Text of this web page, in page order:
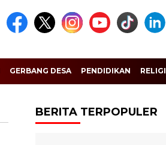
GERBANG DESA PENDIDIKAN RELIGI
BERITA TERPOPULER